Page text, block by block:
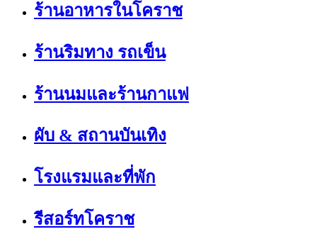
ร้านอาหารในโคราช
ร้านริมทาง รถเข็น
ร้านนมและร้านกาแฟ
ผับ & สถานบันเทิง
โรงแรมและที่พัก
รีสอร์ทโคราช